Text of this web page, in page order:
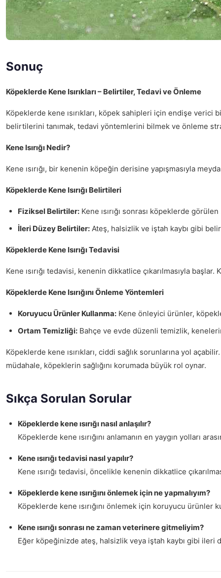
Sonuç
Köpeklerde Kene Isırıkları – Belirtiler, Tedavi ve Önleme
Köpeklerde kene ısırıkları, köpek sahipleri için endişe
belirtilerini tanımak, tedavi yöntemlerini bilmek ve önleme
Kene Isırığı Nedir?
Kene ısırığı, bir kenenin köpeğin derisine yapışmasıyla
Köpeklerde Kene Isırığı Belirtileri
Fiziksel Belirtiler: Kene ısırığı sonrası köpeklerde
İleri Düzey Belirtiler: Ateş, halsizlik ve iştah kaybı gibi
Köpeklerde Kene Isırığı Tedavisi
Kene ısırığı tedavisi, kenenin dikkatlice çıkarılmasıyla
Köpeklerde Kene Isırığını Önleme Yöntemleri
Koruyucu Ürünler Kullanma: Kene önleyici ürünler,
Ortam Temizliği: Bahçe ve evde düzenli temizlik,
Köpeklerde kene ısırıkları, ciddi sağlık sorunlarına yol
müdahale, köpeklerin sağlığını korumada büyük rol oynar.
Sıkça Sorulan Sorular
Köpeklerde kene ısırığı nasıl anlaşılır?
Köpeklerde kene ısırığını anlamanın en yaygın yolları
Kene ısırığı tedavisi nasıl yapılır?
Kene ısırığı tedavisi, öncelikle kenenin dikkatlice
Köpeklerde kene ısırığını önlemek için ne yapmalıyım?
Köpeklerde kene ısırığını önlemek için koruyucu
Kene ısırığı sonrası ne zaman veterinere gitmeliyim?
Eğer köpeğinizde ateş, halsizlik veya iştah kaybı gibi ileri